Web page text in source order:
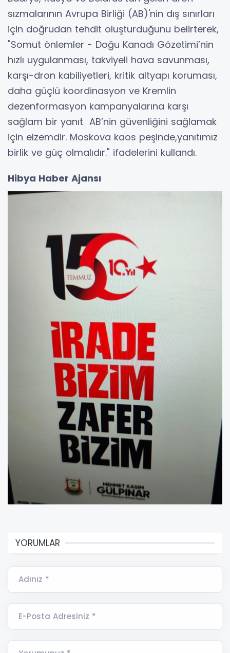
sızmalarının Avrupa Birliği (AB)'nin dış sınırları
için doğrudan tehdit oluşturduğunu belirterek,
"Somut önlemler - Doğu Kanadı Gözetimi’nin
hızlı uygulanması, takviyeli hava savunması,
karşı-dron kabiliyetleri, kritik altyapı koruması,
daha güçlü koordinasyon ve Kremlin
dezenformasyon kampanyalarına karşı
sağlam bir yanıt AB’nin güvenliğini sağlamak
için elzemdir. Moskova kaos peşinde,yanıtımız
birlik ve güç olmalıdır." ifadelerini kullandı.
Hibya Haber Ajansı
YORUMLAR
Adınız *
E-Posta Adresiniz *